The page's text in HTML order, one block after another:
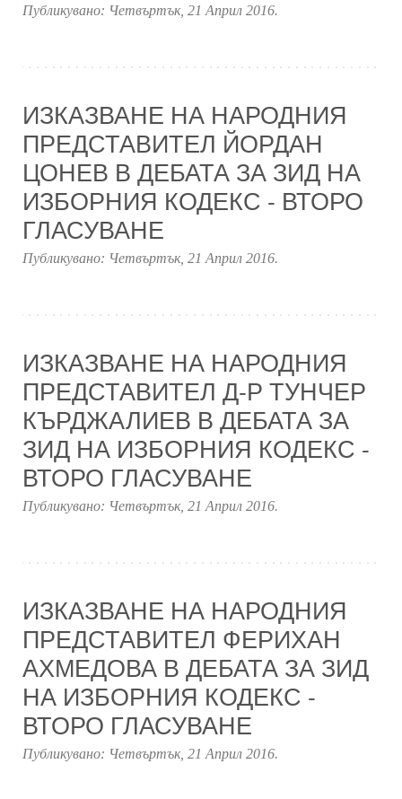
Публикувано: Четвъртък, 21 Април 2016.
ИЗКАЗВАНЕ НА НАРОДНИЯ
ПРЕДСТАВИТЕЛ ЙОРДАН
ЦОНЕВ В ДЕБАТА ЗА ЗИД НА
ИЗБОРНИЯ КОДЕКС - ВТОРО
ГЛАСУВАНЕ
Публикувано: Четвъртък, 21 Април 2016.
ИЗКАЗВАНЕ НА НАРОДНИЯ
ПРЕДСТАВИТЕЛ Д-Р ТУНЧЕР
КЪРДЖАЛИЕВ В ДЕБАТА ЗА
ЗИД НА ИЗБОРНИЯ КОДЕКС -
ВТОРО ГЛАСУВАНЕ
Публикувано: Четвъртък, 21 Април 2016.
ИЗКАЗВАНЕ НА НАРОДНИЯ
ПРЕДСТАВИТЕЛ ФЕРИХАН
АХМЕДОВА В ДЕБАТА ЗА ЗИД
НА ИЗБОРНИЯ КОДЕКС -
ВТОРО ГЛАСУВАНЕ
Публикувано: Четвъртък, 21 Април 2016.